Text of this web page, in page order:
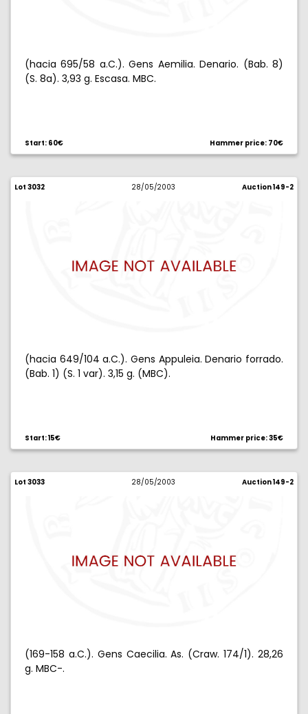
(hacia 695/58 a.C.). Gens Aemilia. Denario. (Bab. 8)
(S. 8a). 3,93 g. Escasa. MBC.
Start: 60€ Hammer price: 70€
Lot 3032 28/05/2003 Auction 149-2
(hacia 649/104 a.C.). Gens Appuleia. Denario forrado.
(Bab. 1) (S. 1 var). 3,15 g. (MBC).
Start: 15€ Hammer price: 35€
Lot 3033 28/05/2003 Auction 149-2
(169-158 a.C.). Gens Caecilia. As. (Craw. 174/1). 28,26
g. MBC-.